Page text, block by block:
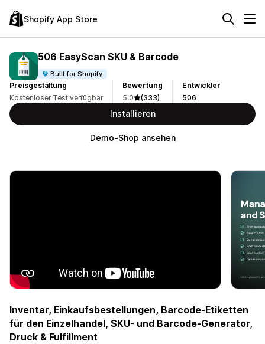
Shopify App Store
506 EasyScan SKU & Barcode
Built for Shopify
Preisgestaltung
Kostenloser Test verfügbar
Bewertung
5,0
(333)
Entwickler
506
Installieren
Demo-Shop ansehen
Inventar, Einkaufsbestellungen, Barcode-Etiketten
für den Einzelhandel, SKU- und Barcode-Generator,
Druck & Fulfillment